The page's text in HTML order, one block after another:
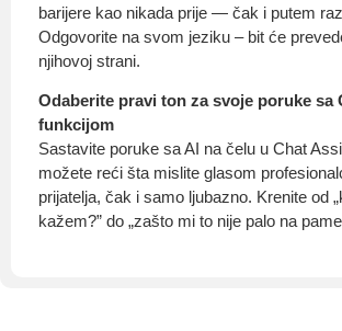
barijere kao nikada prije — čak i putem
Odgovorite na svom jeziku – bit će
njihovoj strani.
Odaberite pravi ton za svoje poruke sa
funkcijom
Sastavite poruke sa AI na čelu u Chat
možete reći šta mislite glasom
prijatelja, čak i samo ljubazno. Krenite od
kažem?” do „zašto mi to nije palo na